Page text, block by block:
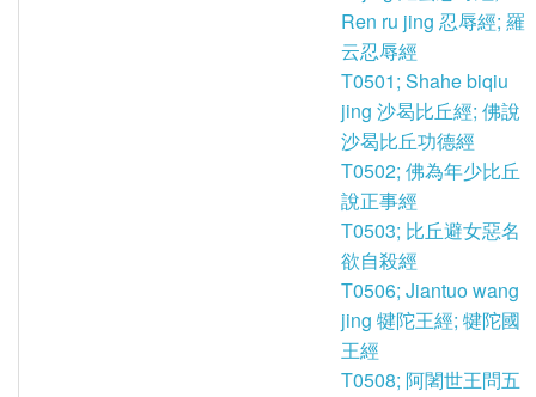
Ren ru jing 忍辱經; 羅
云忍辱經
T0501; Shahe biqiu
jing 沙曷比丘經; 佛說
沙曷比丘功德經
T0502; 佛為年少比丘
說正事經
T0503; 比丘避女惡名
欲自殺經
T0506; Jiantuo wang
jing 犍陀王經; 犍陀國
王經
T0508; 阿闍世王問五